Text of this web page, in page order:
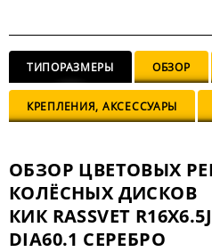
ТИПОРАЗМЕРЫ ОБЗОР
КРЕПЛЕНИЯ, АКСЕССУАРЫ
ОБЗОР ЦВЕТОВЫХ
КОЛЁСНЫХ ДИСКОВ
КИК RASSVET
DIA60.1 СЕРЕБРО